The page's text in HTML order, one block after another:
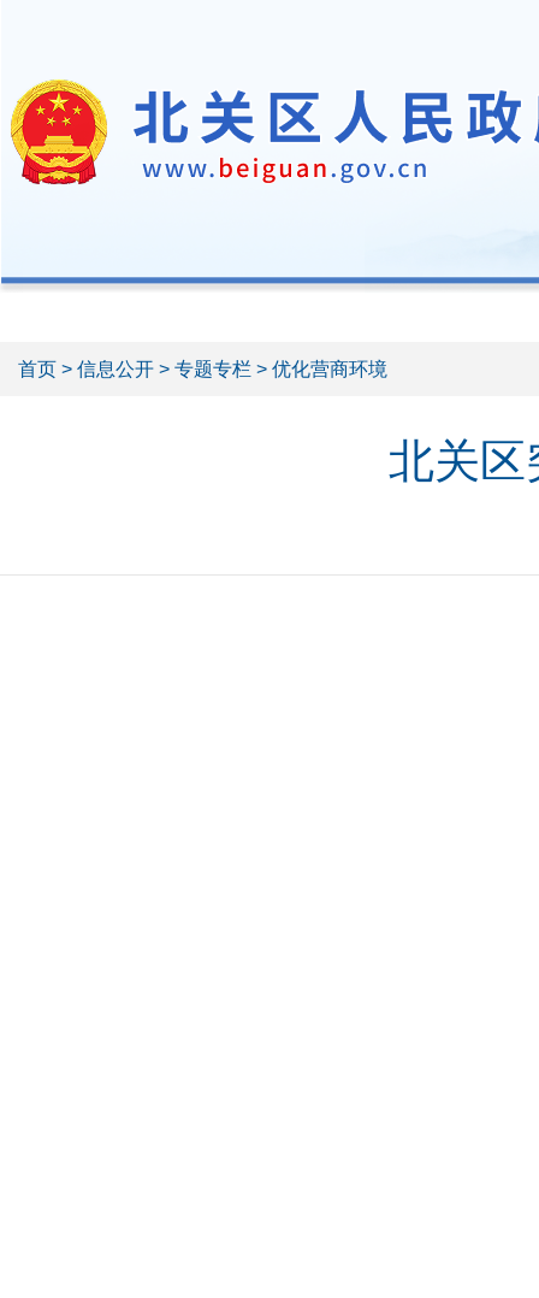
首页 > 信息公开 > 专题专栏 > 优化营商环境
北关区